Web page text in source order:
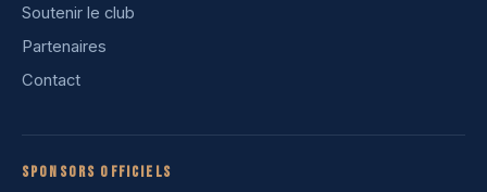
Soutenir le club
Partenaires
Contact
Sponsors officiels